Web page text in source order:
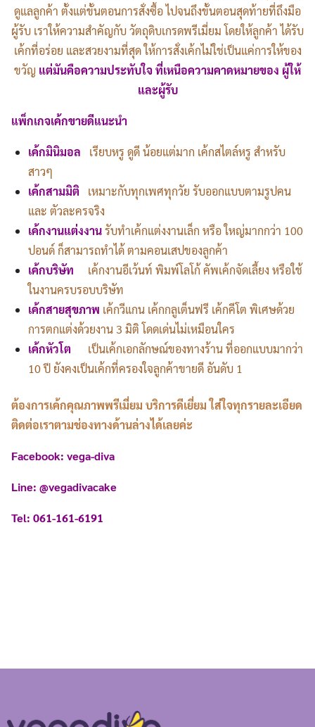
ดูแลลูกค้า ตั้งแต่ขั้นตอนการสั่งซื้อ ไปจนถึงขั้นตอนสุดท้ายที่ถึงมือ
ผู้รับ เราให้ความสำคัญกับ วัตถุดิบเกรดพรีเมี่ยม โดยให้ลูกค้า ได้รับ
เค้กที่อร่อย และสวยงามที่สุด ให้การสั่งเค้กไม่ใช่เป็นแค่การให้ของ
ขวัญ แต่มันคือความประทับใจ ที่เหนือความคาดหมายของ ผู้ให้
และผู้รับ
แพ็กเกจเค้กขายดีแนะนำ
เค้กมินิมอล
เรียบหรู ดูดี น้อยแต่มาก เค้กสไตล์หรู สำหรับ
สาวๆ
เค้กสามมิติ
เหมาะกับทุกเพศทุกวัย รับออกแบบตามรูปคน
และ ตัวละครจริง
เค้กงานแต่งงานรับทำเค้กแต่งงานเล็ก หรือ ใหญ่มากกว่า 100
ปอนด์ ก็สามารถทำได้ ตามคอนเสปของลูกค้า
เค้กบริษัท
เค้กงานอีเว้นท์ พิมพ์โลโก้ คัพเค้กจัดเลี้ยง หรือใช้
ในงานครบรอบบริษัท
เค้กสายสุขภาพ เค้กวีแกน เค้กกลูเต็นฟรี เค้กคีโต พิเศษด้วย
การตกแต่งด้วยงาน 3 มิติ โดดเด่นไม่เหมือนใคร
เค้กหัวโต
เป็นเค้กเอกลักษณ์ของทางร้าน ที่ออกแบบมากว่า
10 ปี ยังคงเป็นเค้กที่ครองใจลูกค้าขายดี อันดับ 1
ต้องการเค้กคุณภาพพรีเมี่ยม บริการดีเยี่ยม ใส่ใจทุกรายละเอียด
ติดต่อเราตามช่องทางด้านล่างได้เลยค่ะ
Facebook: vega-diva
Line: @vegadivacake
Tel: 061-161-6191